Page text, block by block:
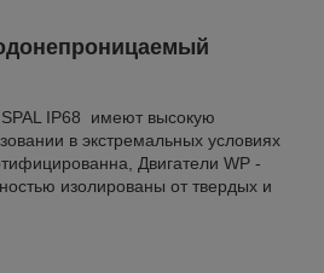
IP68 имеют высокую
в экстремальных условиях
Двигатели WP -
изолированы от твердых и